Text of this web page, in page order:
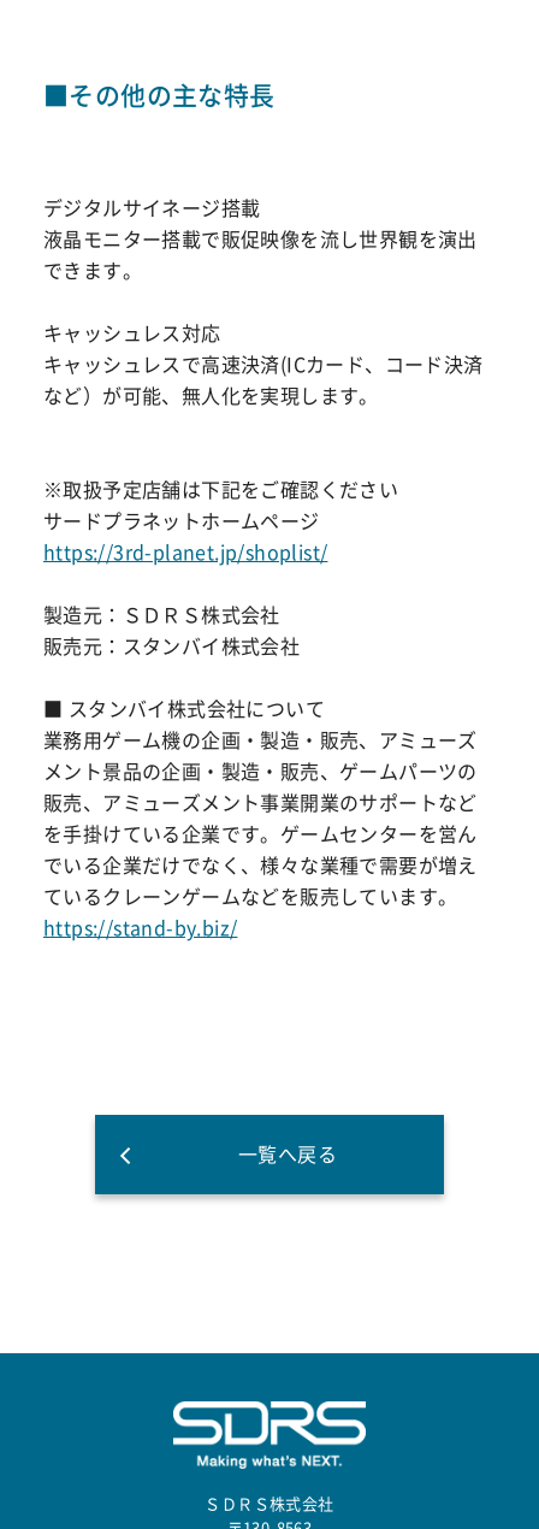
■その他の主な特長
デジタルサイネージ搭載
液晶モニター搭載で販促映像を流し世界観を演出
できます。
キャッシュレス対応
キャッシュレスで高速決済(ICカード、コード決済
など）が可能、無人化を実現します。
※取扱予定店舗は下記をご確認ください
サードプラネットホームページ
https://3rd-planet.jp/shoplist/
製造元：ＳＤＲＳ株式会社
販売元：スタンバイ株式会社
■ スタンバイ株式会社について
業務用ゲーム機の企画・製造・販売、アミューズ
メント景品の企画・製造・販売、ゲームパーツの
販売、アミューズメント事業開業のサポートなど
を手掛けている企業です。ゲームセンターを営ん
でいる企業だけでなく、様々な業種で需要が増え
ているクレーンゲームなどを販売しています。
https://stand-by.biz/
一覧へ戻る
ＳＤＲＳ株式会社